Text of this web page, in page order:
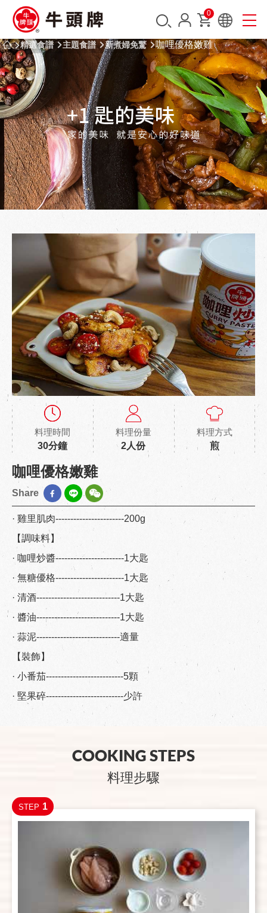
0
精選食譜 主題食譜 新煮婦免驚 咖哩優格嫩雞
料理時間
30分鐘
料理份量
2人份
料理方式
煎
咖哩優格嫩雞
Share
· 雞里肌肉-----------------------200g
【調味料】
· 咖哩炒醬-----------------------1大匙
· 無糖優格-----------------------1大匙
· 清酒----------------------------1大匙
· 醬油----------------------------1大匙
· 蒜泥----------------------------適量
【裝飾】
· 小番茄--------------------------5顆
· 堅果碎--------------------------少許
COOKING STEPS
料理步驟
STEP 1